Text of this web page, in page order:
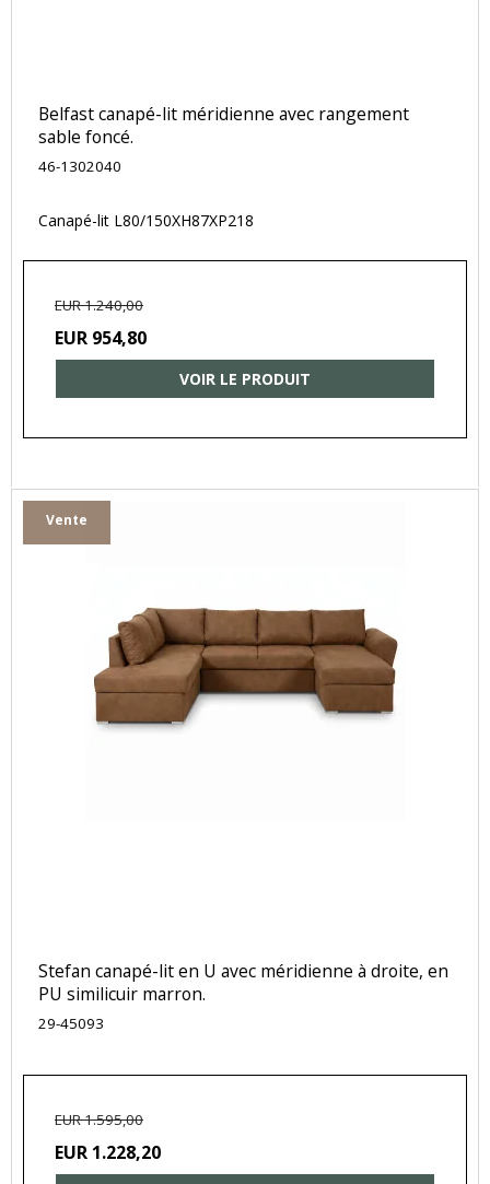
Belfast canapé-lit méridienne avec rangement
sable foncé.
46-1302040
Canapé-lit L80/150XH87XP218
EUR 1.240,00
EUR 954,80
VOIR LE PRODUIT
Vente
Stefan canapé-lit en U avec méridienne à droite, en
PU similicuir marron.
29-45093
EUR 1.595,00
EUR 1.228,20